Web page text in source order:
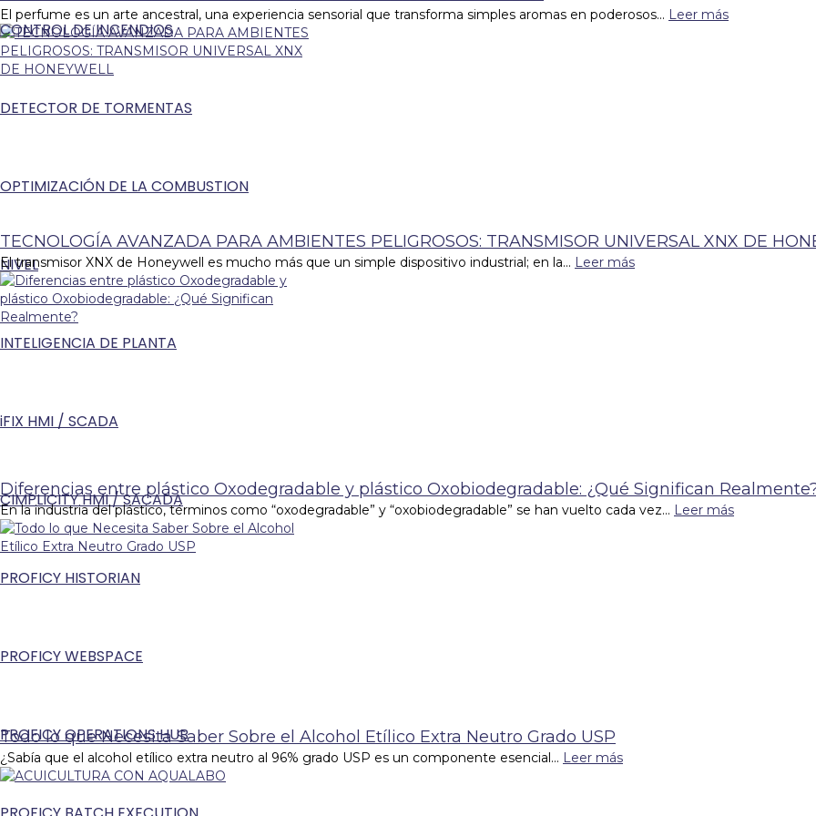
CONTROL DE INCENDIOS
DETECTOR DE TORMENTAS
OPTIMIZACIÓN DE LA COMBUSTION
NIVEL
INTELIGENCIA DE PLANTA
iFIX HMI / SCADA
CIMPLICITY HMI / SACADA
PROFICY HISTORIAN
PROFICY WEBSPACE
PROFICY OPERATIONS HUB
El perfume es un arte ancestral, una experiencia sensorial que transforma simples aromas en poderosos... Leer más
TECNOLOGÍA AVANZADA PARA AMBIENTES PELIGROSOS: TRANSMISOR UNIVERSAL XNX DE
El transmisor XNX de Honeywell es mucho más que un simple dispositivo industrial; en la... Leer más
Diferencias entre plástico Oxodegradable y plástico Oxobiodegradable: ¿Qué Significan
En la industria del plástico, términos como “oxodegradable” y “oxobiodegradable” se han vuelto cada vez... Leer más
Todo lo que Necesita Saber Sobre el Alcohol Etílico Extra Neutro Grado USP
¿Sabía que el alcohol etílico extra neutro al 96% grado USP es un componente esencial... Leer más